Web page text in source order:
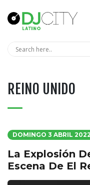
REINO UNIDO
DOMINGO 3 ABRIL 2022
La Explosión
Escena De El